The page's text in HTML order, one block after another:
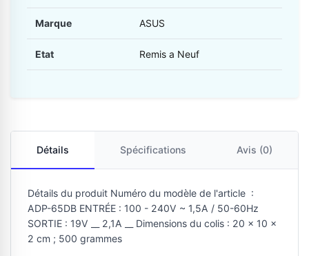
Marque ASUS
Etat Remis a Neuf
Détails Spécifications Avis (0)
Détails du produit Numéro du modèle de l'article ‏ : ‎
ADP-65DB ENTRÉE : 100 - 240V ~ 1,5A / 50-60Hz
SORTIE : 19V __ 2,1A __ Dimensions du colis : 20 x 10 x
2 cm ; 500 grammes